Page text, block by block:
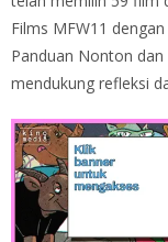
Films MFW11
Panduan Nonton dan
mendukung refleksi